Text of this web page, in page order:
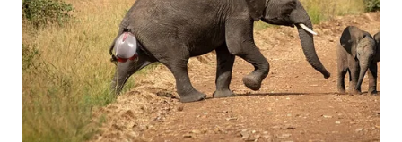
WAHANANEWS
ID
WAHANANEWS
CO ID